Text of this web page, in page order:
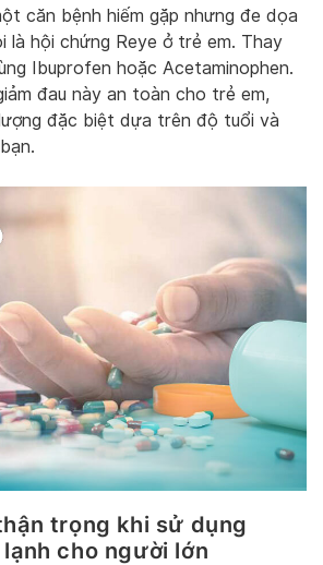
căn bệnh hiếm gặp nhưng đe dọa
là hội chứng Reye ở trẻ em. Thay
Ibuprofen hoặc Acetaminophen.
đau này an toàn cho trẻ em,
đặc biệt dựa trên độ tuổi và
trọng khi sử dụng
cho người lớn